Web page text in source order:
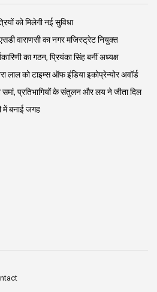
को मिलेगी नई सुविधा
वाराणसी का नगर मजिस्ट्रेट नियुक्त
का गठन, प्रियंका सिंह बनीं अध्यक्ष
लाल को टाइम्स ऑफ इंडिया इकोप्रेन्योर अवॉर्ड
समां, प्रतिभागियों के संतुलन और लय ने जीता दिल
में बनाई जगह